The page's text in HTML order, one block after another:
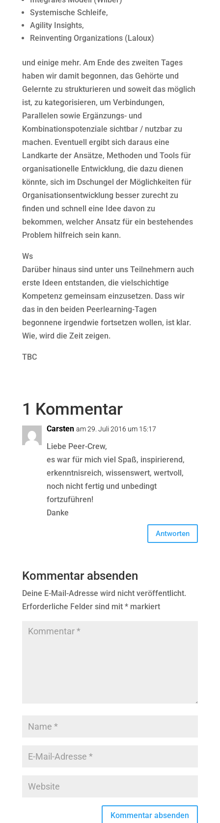
Systemische Schleife,
Agility Insights,
Reinventing Organizations (Laloux)
und einige mehr. Am Ende des zweiten Tages
haben wir damit begonnen, das Gehörte und
Gelernte zu strukturieren und soweit das möglich
ist, zu kategorisieren, um Verbindungen,
Parallelen sowie Ergänzungs- und
Kombinationspotenziale sichtbar / nutzbar zu
machen. Eventuell ergibt sich daraus eine
Landkarte der Ansätze, Methoden und Tools für
organisationelle Entwicklung, die dazu dienen
könnte, sich im Dschungel der Möglichkeiten für
Organisationsentwicklung besser zurecht zu
finden und schnell eine Idee davon zu
bekommen, welcher Ansatz für ein bestehendes
Problem hilfreich sein kann.
Ws
Darüber hinaus sind unter uns Teilnehmern auch
erste Ideen entstanden, die vielschichtige
Kompetenz gemeinsam einzusetzen. Dass wir
das in den beiden Peerlearning-Tagen
begonnene irgendwie fortsetzen wollen, ist klar.
Wie, wird die Zeit zeigen.
TBC
1 Kommentar
Carsten am 29. Juli 2016 um 15:17
Liebe Peer-Crew,
es war für mich viel Spaß, inspirierend,
erkenntnisreich, wissenswert, wertvoll,
noch nicht fertig und unbedingt
fortzuführen!
Danke
Antworten
Kommentar absenden
Deine E-Mail-Adresse wird nicht veröffentlicht.
Erforderliche Felder sind mit *markiert